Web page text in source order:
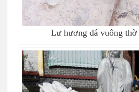
Lư hương đá vuông thờ